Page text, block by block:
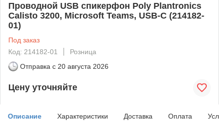
Проводной USB спикерфон Poly Plantronics
Calisto 3200, Microsoft Teams, USB-C (214182-
01)
Под заказ
Код: 214182-01
Розница
Отправка с 20 августа 2026
Цену уточняйте
Описание Характеристики Доставка Оплата